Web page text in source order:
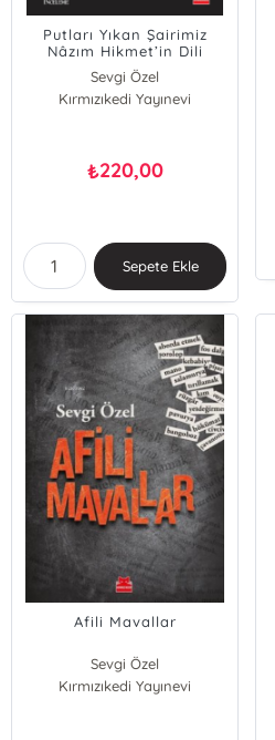
Putları Yıkan Şairimiz
Nâzım Hikmet’in Dili
Sevgi Özel
Kırmızıkedi Yayınevi
₺220,00
Sepete Ekle
Afili Mavallar
Sevgi Özel
Kırmızıkedi Yayınevi